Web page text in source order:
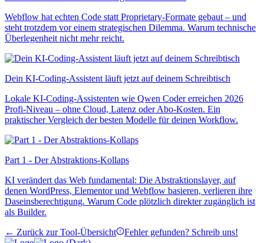
Webflow hat echten Code statt Proprietary-Formate gebaut – und
steht trotzdem vor einem strategischen Dilemma. Warum technische
Überlegenheit nicht mehr reicht.
Dein KI-Coding-Assistent läuft jetzt auf deinem Schreibtisch
Lokale KI-Coding-Assistenten wie Qwen Coder erreichen 2026
Profi-Niveau – ohne Cloud, Latenz oder Abo-Kosten. Ein
praktischer Vergleich der besten Modelle für deinen Workflow.
Part 1 - Der Abstraktions-Kollaps
KI verändert das Web fundamental: Die Abstraktionslayer, auf
denen WordPress, Elementor und Webflow basieren, verlieren ihre
Daseinsberechtigung. Warum Code plötzlich direkter zugänglich ist
als Builder.
← Zurück zur Tool-Übersicht
Fehler gefunden? Schreib uns!